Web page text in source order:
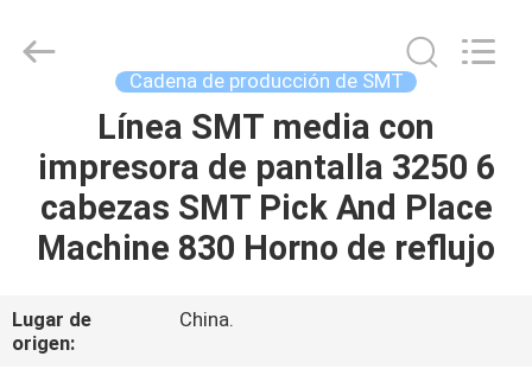
HOGAR
PRODUCTOS
VÍDEOS
CHARMHIGH
TECHNOLOGY
Cadena de producción de SMT
Línea SMT media con
impresora de pantalla 3250 6
cabezas SMT Pick And Place
Machine 830 Horno de reflujo
Lugar de
origen:
China.